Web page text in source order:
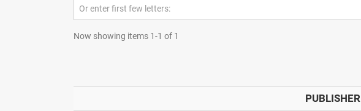
Now showing items 1-1 of 1
PUBLISHER